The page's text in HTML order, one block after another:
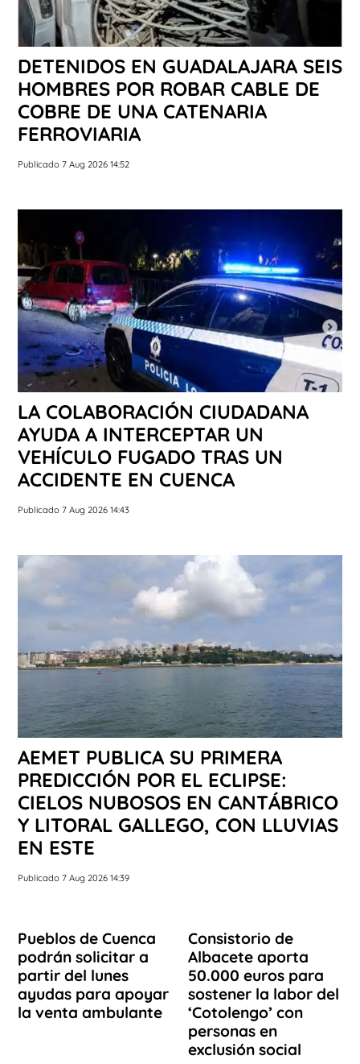
DETENIDOS EN GUADALAJARA SEIS
HOMBRES POR ROBAR CABLE DE
COBRE DE UNA CATENARIA
FERROVIARIA
Publicado 7 Aug 2026 14:52
LA COLABORACIÓN CIUDADANA
AYUDA A INTERCEPTAR UN
VEHÍCULO FUGADO TRAS UN
ACCIDENTE EN CUENCA
Publicado 7 Aug 2026 14:43
AEMET PUBLICA SU PRIMERA
PREDICCIÓN POR EL ECLIPSE:
CIELOS NUBOSOS EN CANTÁBRICO
Y LITORAL GALLEGO, CON LLUVIAS
EN ESTE
Publicado 7 Aug 2026 14:39
Pueblos de Cuenca
podrán solicitar a
partir del lunes
ayudas para apoyar
la venta ambulante
Consistorio de
Albacete aporta
50.000 euros para
sostener la labor del
‘Cotolengo’ con
personas en
exclusión social